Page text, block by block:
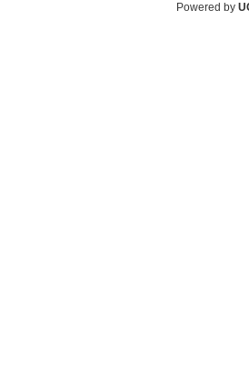
Powered by